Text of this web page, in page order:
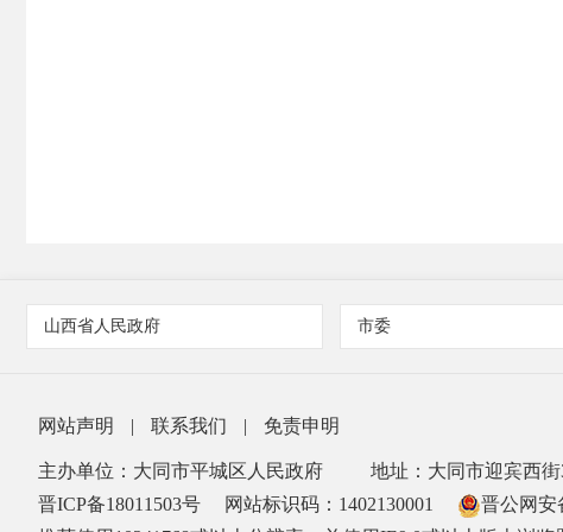
山西省人民政府 市委
网站声明 | 联系我们 | 免责申明
主办单位：大同市平城区人民政府 地址：大同市迎宾西街
晋ICP备18011503号
网站标识码：1402130001
晋公网安